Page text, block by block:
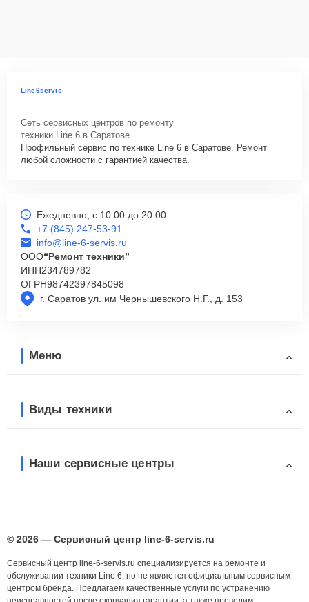
Line6servis
Сеть сервисных центров по ремонту
техники Line 6 в Саратове.
Профильный сервис по технике Line 6 в Саратове. Ремонт
любой сложности с гарантией качества.
г. Саратов ул. им Чернышевского Н.Г., д. 153
Ежедневно, с 10:00 до 20:00
+7 (845) 247-53-91
info@line-6-servis.ru
ООО“Ремонт техники”
ИНН234789782
ОГРН98742397845098
Меню
Виды техники
Наши сервисные центры
© 2026 — Сервисный центр line-6-servis.ru
Сервисный центр line-6-servis.ru специализируется на ремонте и
обслуживании техники Line 6, но не является официальным сервисным
центром бренда. Предлагаем качественные услуги по устранению